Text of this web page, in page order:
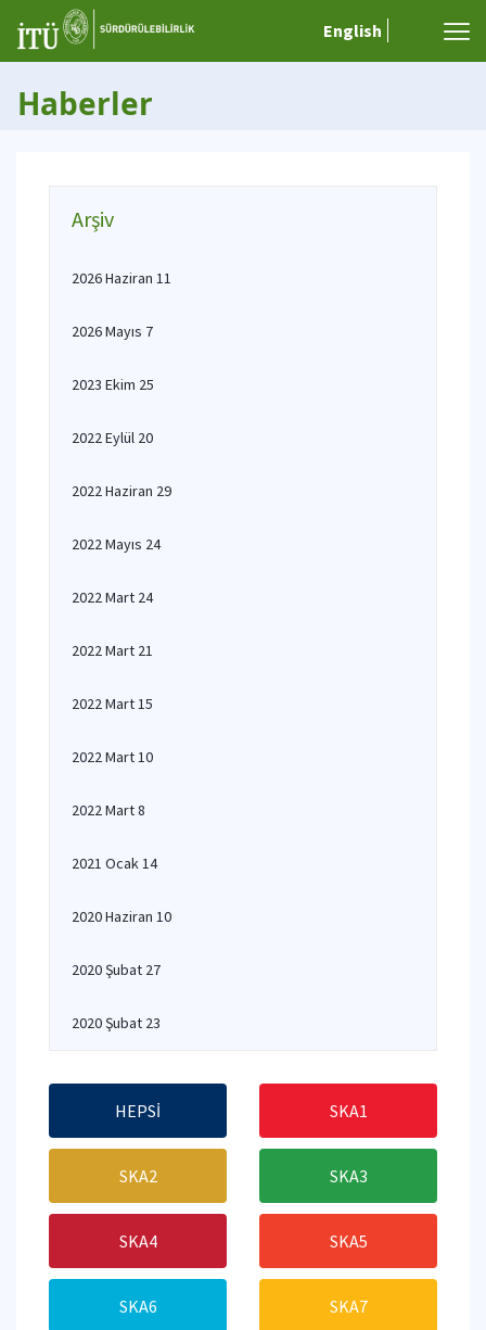
English
Haberler
Arşiv
2026 Haziran 11
2026 Mayıs 7
2023 Ekim 25
2022 Eylül 20
2022 Haziran 29
2022 Mayıs 24
2022 Mart 24
2022 Mart 21
2022 Mart 15
2022 Mart 10
2022 Mart 8
2021 Ocak 14
2020 Haziran 10
2020 Şubat 27
2020 Şubat 23
HEPSİ SKA1
SKA2 SKA3
SKA4 SKA5
SKA6 SKA7